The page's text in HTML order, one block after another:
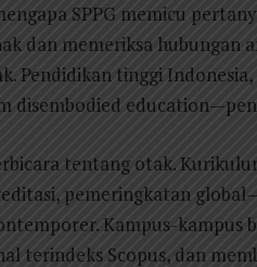
SPPG memicu
dan memeriksa hubungan
Pendidikan tinggi
disembodied
tentang otak.
pemeringkatan
Kampus-kampus
terindeks Scopus, dan